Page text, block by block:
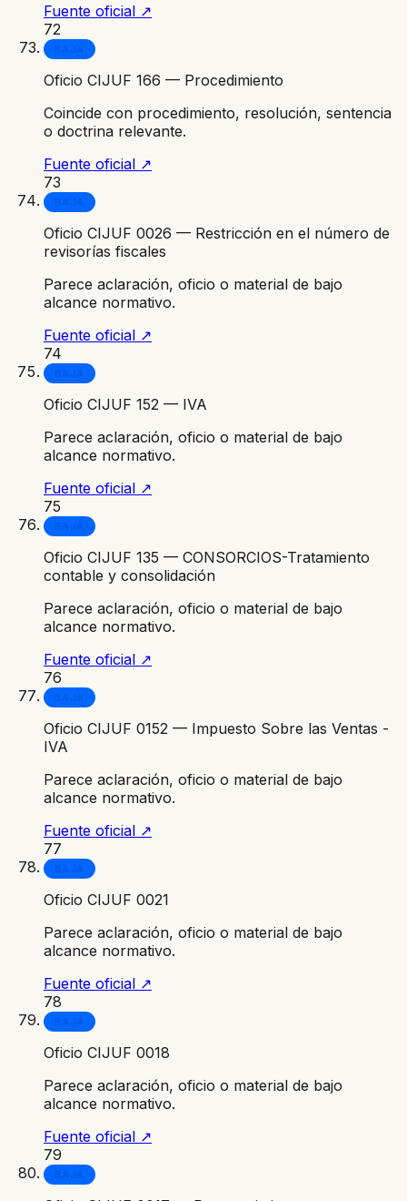
Fuente oficial ↗
72
BAJA
Oficio CIJUF 166 — Procedimiento
Coincide con procedimiento, resolución, sentencia
o doctrina relevante.
Fuente oficial ↗
73
BAJA
Oficio CIJUF 0026 — Restricción en el número de
revisorías fiscales
Parece aclaración, oficio o material de bajo
alcance normativo.
Fuente oficial ↗
74
BAJA
Oficio CIJUF 152 — IVA
Parece aclaración, oficio o material de bajo
alcance normativo.
Fuente oficial ↗
75
BAJA
Oficio CIJUF 135 — CONSORCIOS-Tratamiento
contable y consolidación
Parece aclaración, oficio o material de bajo
alcance normativo.
Fuente oficial ↗
76
BAJA
Oficio CIJUF 0152 — Impuesto Sobre las Ventas -
IVA
Parece aclaración, oficio o material de bajo
alcance normativo.
Fuente oficial ↗
77
BAJA
Oficio CIJUF 0021
Parece aclaración, oficio o material de bajo
alcance normativo.
Fuente oficial ↗
78
BAJA
Oficio CIJUF 0018
Parece aclaración, oficio o material de bajo
alcance normativo.
Fuente oficial ↗
79
BAJA